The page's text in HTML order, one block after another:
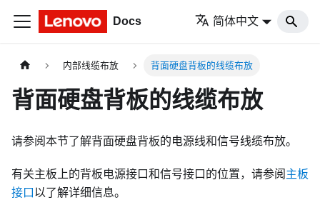
Docs 简体中文
内部线缆布放 背面硬盘背板的线缆布放
背面硬盘背板的线缆布放
请参阅本节了解背面硬盘背板的电源线和信号线缆布放。
有关主板上的背板电源接口和信号接口的位置，请参阅 主板
接口 以了解详细信息。